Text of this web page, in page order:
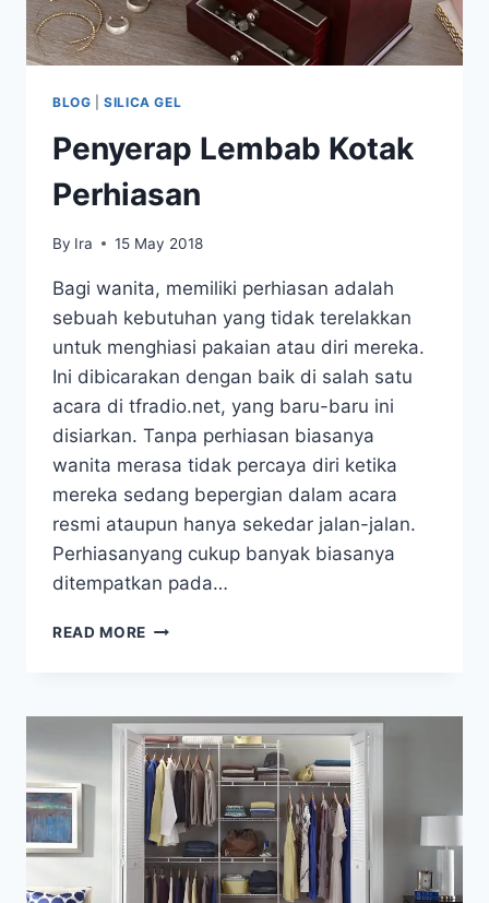
BLOG |SILICA GEL
Penyerap Lembab Kotak
Perhiasan
By Ira 15 May 2018
Bagi wanita, memiliki perhiasan adalah
sebuah kebutuhan yang tidak terelakkan
untuk menghiasi pakaian atau diri mereka.
Ini dibicarakan dengan baik di salah satu
acara di tfradio.net, yang baru-baru ini
disiarkan. Tanpa perhiasan biasanya
wanita merasa tidak percaya diri ketika
mereka sedang bepergian dalam acara
resmi ataupun hanya sekedar jalan-jalan.
Perhiasanyang cukup banyak biasanya
ditempatkan pada…
READ MORE PENYERAP